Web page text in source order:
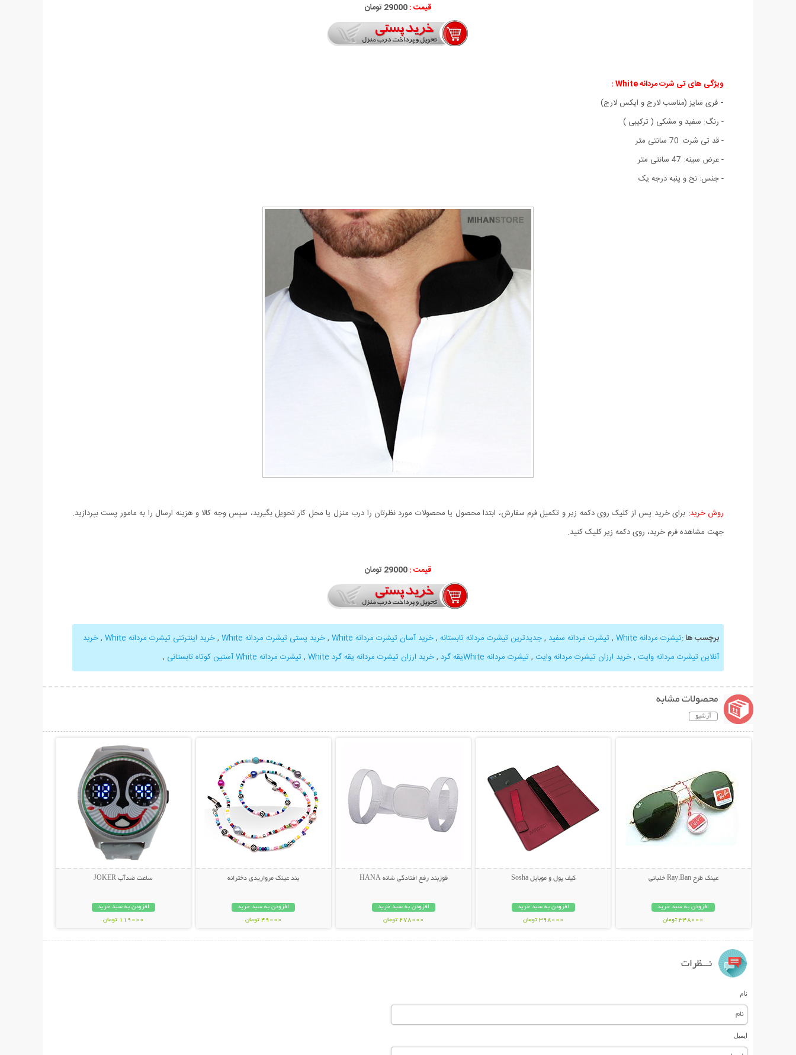
قیمت :29000 تومان
ویژگی های تی شرت مردانه White :
- فری سایز (مناسب لارج و ایکس لارج)
- رنگ: سفید و مشکی ( ترکیبی )
- قد تی شرت: 70 سانتی متر
- عرض سینه: 47 سانتی متر
- جنس: نخ و پنبه درجه یک
روش خرید: برای خرید پس از کلیک روی دکمه زیر و تکمیل فرم سفارش، ابتدا محصول یا محصولات مورد نظرتان را درب منزل یا محل کار تحویل بگیرید، سپس وجه کالا و هزینه ارسال را به مامور پست بپردازید.
جهت مشاهده فرم خرید، روی دکمه زیر کلیک کنید.
قیمت :29000 تومان
برچسب ها:تیشرت مردانه White , تیشرت مردانه سفید ,جدیدترین تیشرت مردانه تابستانه ,خرید آسان تیشرت مردانه White ,خرید پستی تیشرت مردانه White ,خرید اینترنتی تیشرت مردانه White ,خرید
آنلاین تیشرت مردانه وایت ,خرید ارزان تیشرت مردانه وایت , تیشرت مردانه Whiteیقه گرد ,خرید ارزان تیشرت مردانه یقه گرد White , تیشرت مردانه White آستین کوتاه تابستانی ,
محصولات مشابه
آرشیو
عینک طرح Ray.Ban خلبانی
افزودن به سبد خرید
348000 تومان
کیف پول و موبایل Sosha
افزودن به سبد خرید
398000 تومان
قوزبند رفع افتادگی شانه HANA
افزودن به سبد خرید
278000 تومان
بند عینک مرواریدی دخترانه
افزودن به سبد خرید
49000 تومان
ساعت ضدآب JOKER
افزودن به سبد خرید
119000 تومان
نـــظرات
نام
ایمیل